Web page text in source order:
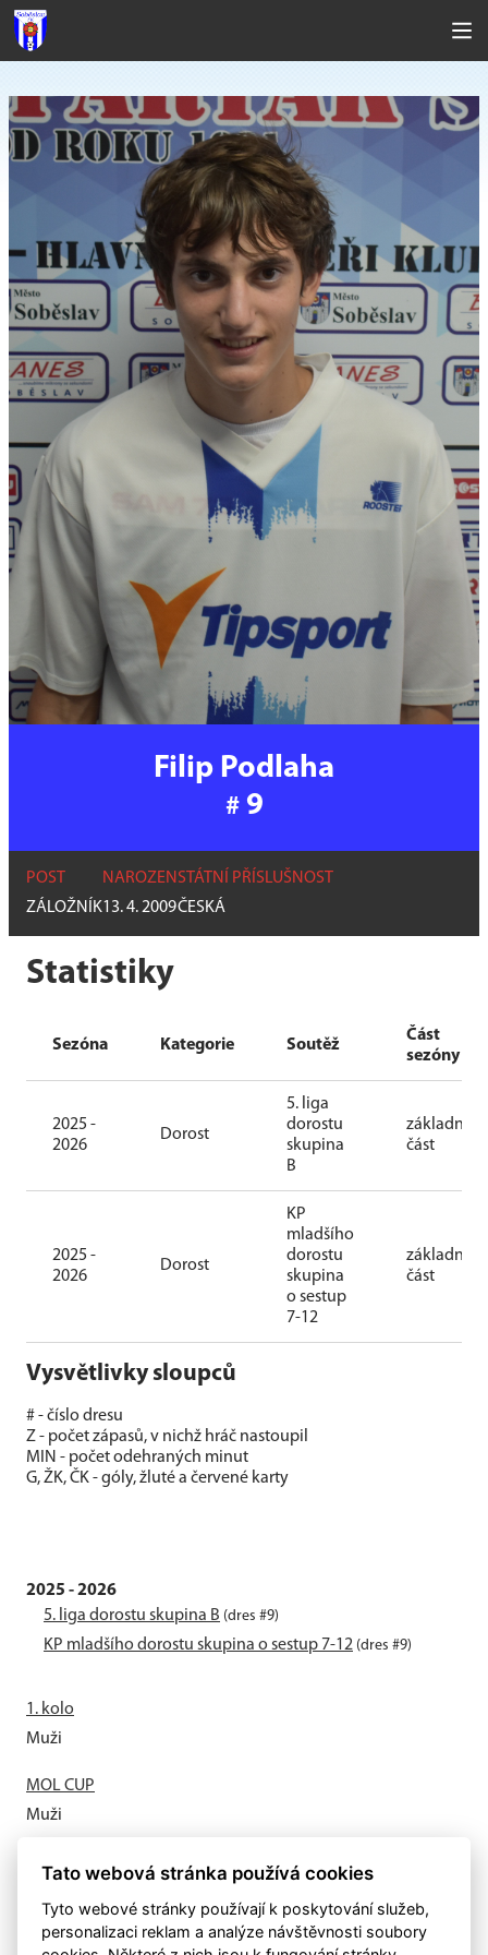
Filip Podlaha
# 9
POST
ZÁLOŽNÍK
NAROZEN
13. 4. 2009
STÁTNÍ PŘÍSLUŠNOST
ČESKÁ
Statistiky
Sezóna Kategorie Soutěž
Část
sezóny
2025 -
2026
Dorost
5. liga
dorostu
skupina
B
základní
část
2025 -
2026
Dorost
KP
mladšího
dorostu
skupina
o sestup
7-12
základní
část
Vysvětlivky sloupců
# - číslo dresu
Z - počet zápasů, v nichž hráč nastoupil
MIN - počet odehraných minut
G, ŽK, ČK - góly, žluté a červené karty
2025 - 2026
5. liga dorostu skupina B (dres #9)
KP mladšího dorostu skupina o sestup 7-12 (dres #9)
1. kolo
Muži
MOL CUP
Muži
Letní příprava odstartovala
Tato webová stránka používá cookies
Tyto webové stránky používají k poskytování služeb,
personalizaci reklam a analýze návštěvnosti soubory